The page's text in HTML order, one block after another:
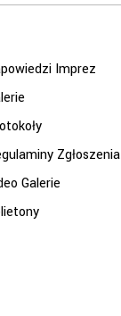
Imprez
Zgłoszenia
Galerie